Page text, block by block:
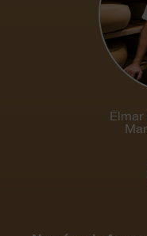
Elmar